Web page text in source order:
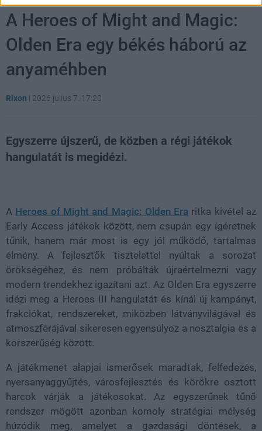
A Heroes of Might and Magic:
Olden Era egy békés háború az
anyaméhben
Rixon | 2026 július 7. 17:20
Egyszerre újszerű, de közben a régi játékok
hangulatát is megidézi.
A Heroes of Might and Magic: Olden Era ritka kivétel az
Early Access játékok között, nem csupán egy ígéretnek
tűnik, hanem már most is egy jól működő, tartalmas
élmény. A fejlesztők tisztelettel nyúltak a sorozat
örökségéhez, és nem próbálták újraértelmezni vagy
modern trendekhez igazítani azt. Az Olden Era egyszerre
idézi meg a Heroes III hangulatát és kínál új kampányt,
frakciókat, rendszereket, miközben látványvilágával és
atmoszférájával sikeresen egyensúlyoz a nosztalgia és a
korszerűség között.
A játékmenet alapjai ismerősek maradtak, felfedezés,
nyersanyaggyűjtés, városfejlesztés és körökre osztott
harcok várják a játékosokat. Az egyszerűnek tűnő
rendszer mögött azonban komoly stratégiai mélység
húzódik meg, amelyet a gazdasági döntések, a